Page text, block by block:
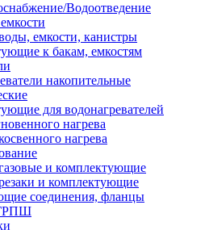
Водоотведение
емкости, канистры
к бакам, емкостям
накопительные
для водонагревателей
нагрева
нагрева
и комплектующие
и комплектующие
соединения, фланцы